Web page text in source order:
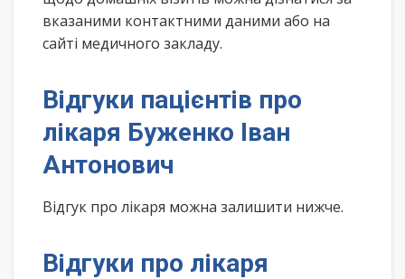
вказаними контактними даними або на
сайті медичного закладу.
Відгуки пацієнтів про
лікаря Буженко Іван
Антонович
Відгук про лікаря можна залишити нижче.
Відгуки про лікаря